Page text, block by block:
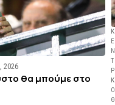
2026
θα μπούμε στο
Κ
Ε
Ν
Τ
Κ
Ο
Θ